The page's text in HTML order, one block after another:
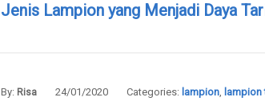
Jenis Lampion yang Menjadi Daya
By: Risa 24/01/2020 Categories: lampion,